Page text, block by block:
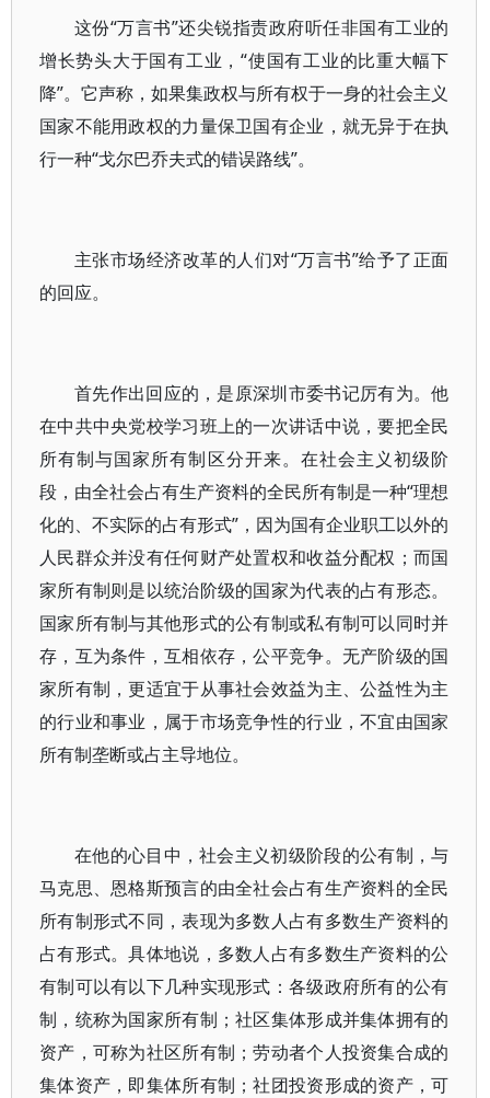
这份“万言书”还尖锐指责政府听任非国有工业的
增长势头大于国有工业，“使国有工业的比重大幅下
降”。它声称，如果集政权与所有权于一身的社会主义
国家不能用政权的力量保卫国有企业，就无异于在执
行一种“戈尔巴乔夫式的错误路线”。
主张市场经济改革的人们对“万言书”给予了正面
的回应。
首先作出回应的，是原深圳市委书记厉有为。他
在中共中央党校学习班上的一次讲话中说，要把全民
所有制与国家所有制区分开来。在社会主义初级阶
段，由全社会占有生产资料的全民所有制是一种“理想
化的、不实际的占有形式”，因为国有企业职工以外的
人民群众并没有任何财产处置权和收益分配权；而国
家所有制则是以统治阶级的国家为代表的占有形态。
国家所有制与其他形式的公有制或私有制可以同时并
存，互为条件，互相依存，公平竞争。无产阶级的国
家所有制，更适宜于从事社会效益为主、公益性为主
的行业和事业，属于市场竞争性的行业，不宜由国家
所有制垄断或占主导地位。
在他的心目中，社会主义初级阶段的公有制，与
马克思、恩格斯预言的由全社会占有生产资料的全民
所有制形式不同，表现为多数人占有多数生产资料的
占有形式。具体地说，多数人占有多数生产资料的公
有制可以有以下几种实现形式：各级政府所有的公有
制，统称为国家所有制；社区集体形成并集体拥有的
资产，可称为社区所有制；劳动者个人投资集合成的
集体资产，即集体所有制；社团投资形成的资产，可